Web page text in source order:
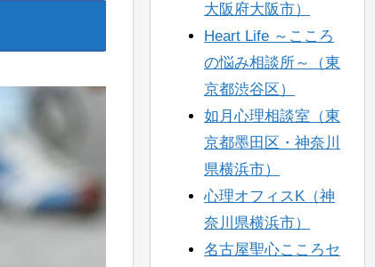
大阪府大阪市）
Heart Life ～こころ
の悩み相談所～（東
京都渋谷区）
如月心理相談室（東
京都墨田区・神奈川
県横浜市）
心理オフィスK（神
奈川県横浜市）
名古屋聖心こころセ